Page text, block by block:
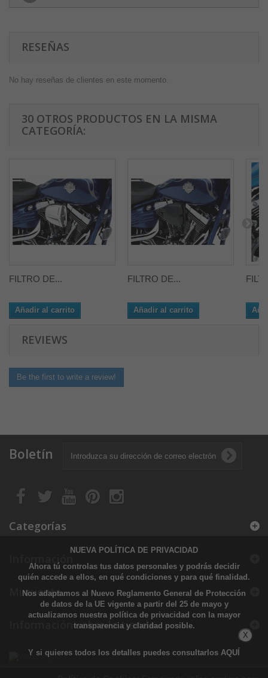
RESEÑAS
No hay reseñas de clientes en este momento.
30 OTROS PRODUCTOS EN LA MISMA
CATEGORÍA:
FILTRO DE...
Añadir al carrito
FILTRO DE...
Añadir al carrito
REVIEWS
Be the first to write a review!
Boletín
Categorías
Información
Mi cuenta
Información sobre la tienda
NUEVA POLÍTICA DE PRIVACIDAD
Ahora tú controlas tus datos personales y podrás decidir
quién accede a ellos, en qué condiciones y para qué finalidad.
Nos adaptamos al Nuevo Reglamento General de Protección
de datos de la UE vigente a partir del 25 de mayo y
actualizamos nuestra política de privacidad con la mayor
transparencia y claridad posible.
Y si quieres todos los detalles puedes consultarlos AQUÍ
X